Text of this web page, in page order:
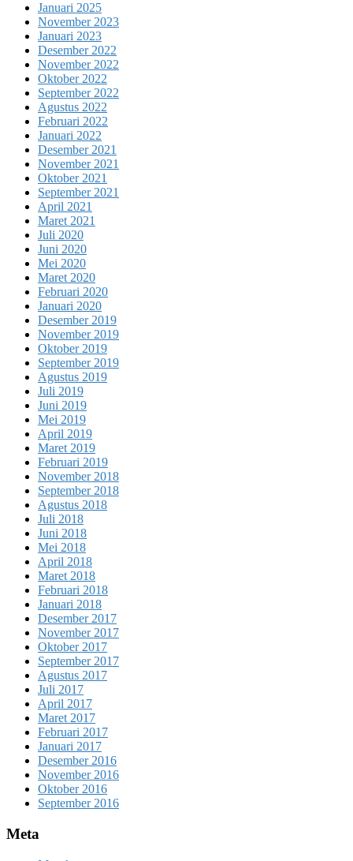
Januari 2025
November 2023
Januari 2023
Desember 2022
November 2022
Oktober 2022
September 2022
Agustus 2022
Februari 2022
Januari 2022
Desember 2021
November 2021
Oktober 2021
September 2021
April 2021
Maret 2021
Juli 2020
Juni 2020
Mei 2020
Maret 2020
Februari 2020
Januari 2020
Desember 2019
November 2019
Oktober 2019
September 2019
Agustus 2019
Juli 2019
Juni 2019
Mei 2019
April 2019
Maret 2019
Februari 2019
November 2018
September 2018
Agustus 2018
Juli 2018
Juni 2018
Mei 2018
April 2018
Maret 2018
Februari 2018
Januari 2018
Desember 2017
November 2017
Oktober 2017
September 2017
Agustus 2017
Juli 2017
April 2017
Maret 2017
Februari 2017
Januari 2017
Desember 2016
November 2016
Oktober 2016
September 2016
Meta